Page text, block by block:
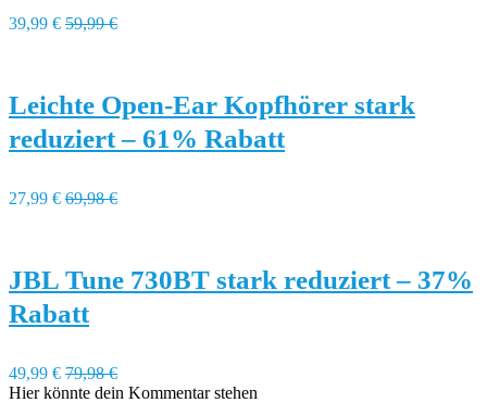
39,99 € 59,99 €
Leichte Open-Ear Kopfhörer stark
reduziert – 61% Rabatt
27,99 € 69,98 €
JBL Tune 730BT stark reduziert – 37%
Rabatt
49,99 € 79,98 €
Hier könnte dein Kommentar stehen